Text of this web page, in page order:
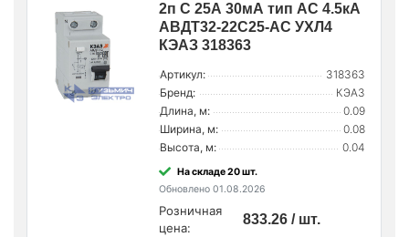
2п C 25А 30мА тип AC 4.5кА
АВДТ32-22C25-AC УХЛ4
КЭАЗ 318363
Артикул:
318363
Бренд:
КЭАЗ
Длина, м:
0.09
Ширина, м:
0.08
Высота, м:
0.04
На складе 20 шт.
Обновлено 01.08.2026
Розничная
цена:
833.26 / шт.